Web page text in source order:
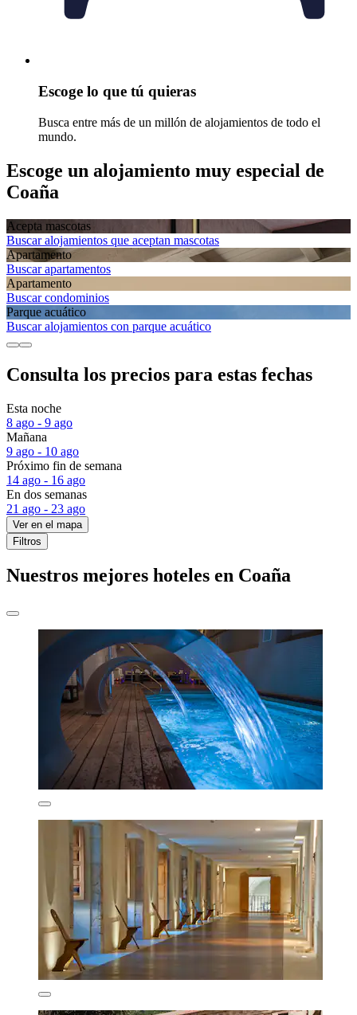
Escoge lo que tú quieras
Busca entre más de un millón de alojamientos de todo el
mundo.
Escoge un alojamiento muy especial de
Coaña
Acepta mascotas
Buscar alojamientos que aceptan mascotas
Apartamento
Buscar apartamentos
Apartamento
Buscar condominios
Parque acuático
Buscar alojamientos con parque acuático
Consulta los precios para estas fechas
Esta noche
8 ago - 9 ago
Mañana
9 ago - 10 ago
Próximo fin de semana
14 ago - 16 ago
En dos semanas
21 ago - 23 ago
Ver en el mapa
Filtros
Nuestros mejores hoteles en Coaña